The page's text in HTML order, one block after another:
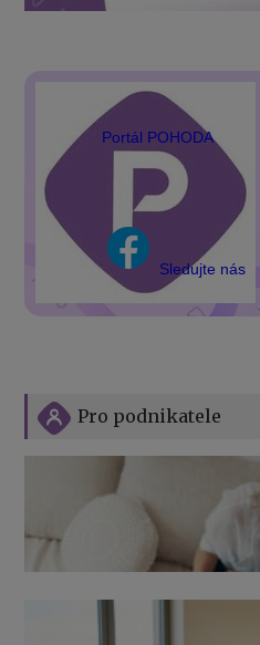
Portál POHODA
Sledujte nás
Pro podnikatele